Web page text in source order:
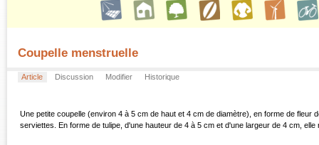
Coupelle menstruelle
Article Discussion Modifier Historique
Une petite coupelle (environ 4 à 5 cm de haut et 4 cm de diamètre), en forme de
serviettes. En forme de tulipe, d'une hauteur de 4 à 5 cm et d'une largeur de 4 cm, elle